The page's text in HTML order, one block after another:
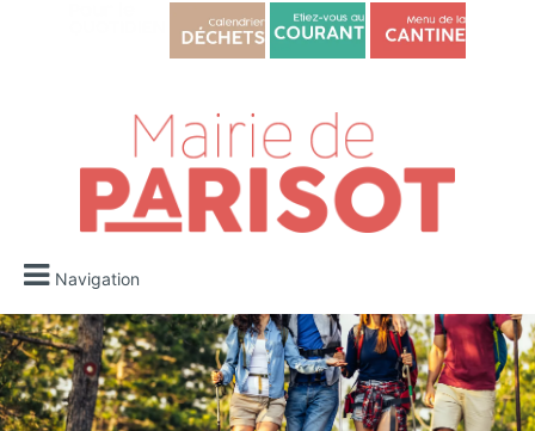
Navigation